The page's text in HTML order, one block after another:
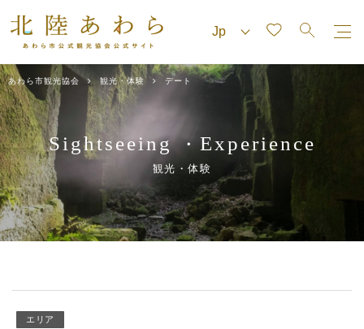
あわら市観光協会 観光・体験 デート
Sightseeing・ Experience
観光・体験
エリア